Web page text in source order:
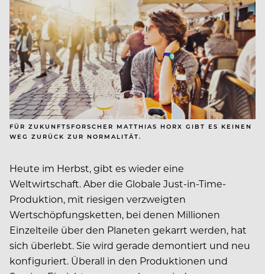
FÜR ZUKUNFTSFORSCHER MATTHIAS HORX GIBT ES KEINEN
WEG ZURÜCK ZUR NORMALITÄT.
Heute im Herbst, gibt es wieder eine
Weltwirtschaft. Aber die Globale Just-in-Time-
Produktion, mit riesigen verzweigten
Wertschöpfungsketten, bei denen Millionen
Einzelteile über den Planeten gekarrt werden, hat
sich überlebt. Sie wird gerade demontiert und neu
konfiguriert. Überall in den Produktionen und